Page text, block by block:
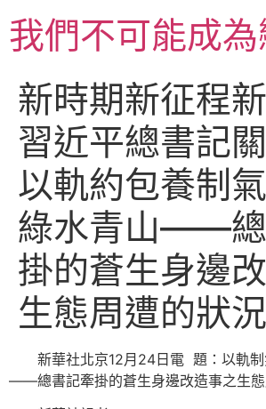
至
主我們不可能成
新時期新征程
習近平總書記關
以軌約包養制
綠水青山——
掛的蒼生身邊
生態周遭的狀
新華社北京12月24日電 題：以軌
——總書記牽掛的蒼生身邊改造事之生